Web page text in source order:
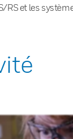
RS et les